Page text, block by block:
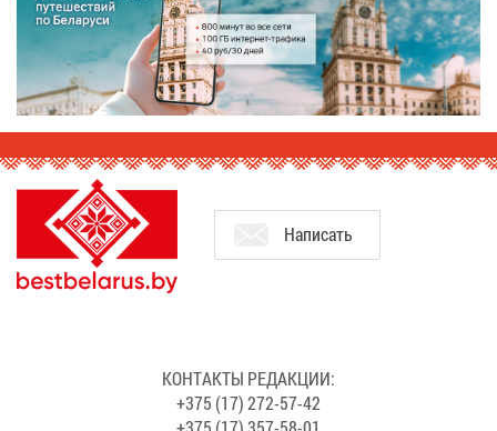
На­пи­сать
КОН­ТАК­ТЫ РЕ­ДАК­ЦИИ:
+375 (17) 272-57-42